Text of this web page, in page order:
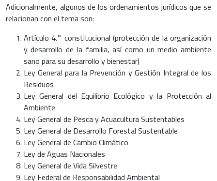
Adicionalmente, algunos de los ordenamientos jurídicos que se
relacionan con el tema son:
Artículo 4.° constitucional (protección de la organización
y desarrollo de la familia, así como un medio ambiente
sano para su desarrollo y bienestar)
Ley General para la Prevención y Gestión Integral de los
Residuos
Ley General del Equilibrio Ecológico y la Protección al
Ambiente
Ley General de Pesca y Acuacultura Sustentables
Ley General de Desarrollo Forestal Sustentable
Ley General de Cambio Climático
Ley de Aguas Nacionales
Ley General de Vida Silvestre
Ley Federal de Responsabilidad Ambiental